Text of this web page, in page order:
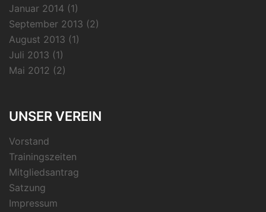
Januar 2014 (1)
September 2013 (2)
August 2013 (1)
Juli 2013 (1)
Mai 2012 (2)
UNSER VEREIN
Vorstand
Trainingszeiten
Mitgliedsantrag
Satzung
Impressum